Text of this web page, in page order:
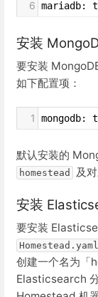
6 mariadb:
安装
要安装
如下配置项：
1 mongodb:
默认安装的
homestead 及
安装
要安装
Homestead.yaml
创建一个名为「
Elasticsearch